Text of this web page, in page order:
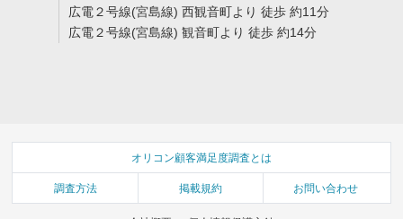
広電２号線(宮島線) 西観音町より 徒歩 約11分
広電２号線(宮島線) 観音町より 徒歩 約14分
オリコン顧客満足度調査とは
調査方法 掲載規約 お問い合わせ